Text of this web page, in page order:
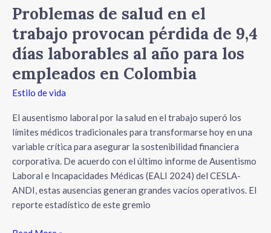
Problemas de salud en el
trabajo provocan pérdida de 9,4
días laborables al año para los
empleados en Colombia
Estilo de vida
El ausentismo laboral por la salud en el trabajo superó los
límites médicos tradicionales para transformarse hoy en una
variable crítica para asegurar la sostenibilidad financiera
corporativa. De acuerdo con el último informe de Ausentismo
Laboral e Incapacidades Médicas (EALI 2024) del CESLA-
ANDI, estas ausencias generan grandes vacíos operativos. El
reporte estadístico de este gremio
al
año
para
los
en
Colombia